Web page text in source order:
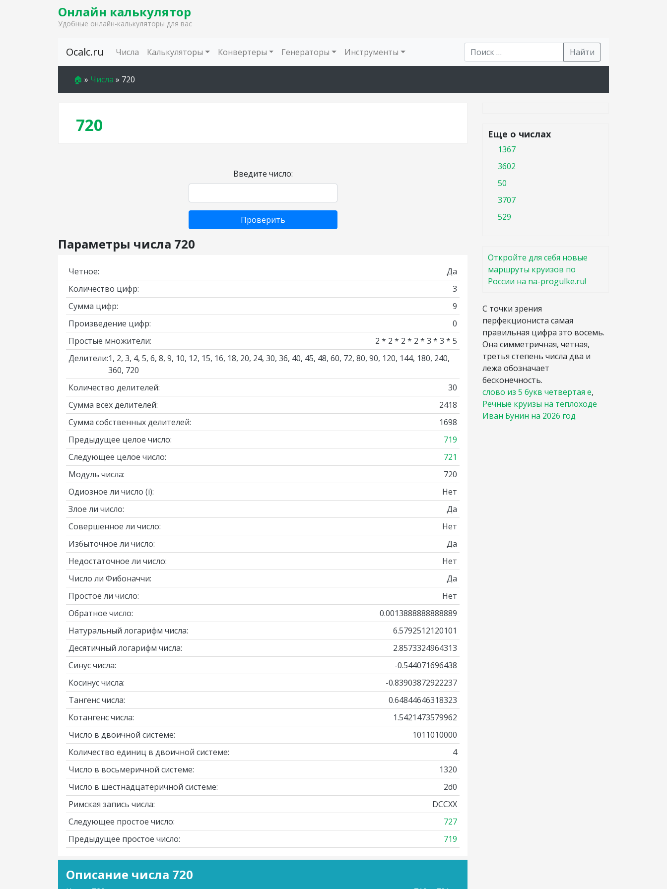
Онлайн калькулятор
Удобные онлайн-калькуляторы для вас
Ocalc.ru Числа Калькуляторы Конвертеры Генераторы Инструменты Найти
🏠 » Числа » 720
720
Введите число:
Проверить
Параметры числа 720
Четное:
Да
Количество цифр:
3
Сумма цифр:
9
Произведение цифр:
0
Простые множители:
2 * 2 * 2 * 2 * 3 * 3 * 5
Делители:1, 2, 3, 4, 5, 6, 8, 9, 10, 12, 15, 16, 18, 20, 24, 30, 36, 40, 45, 48, 60, 72, 80, 90, 120, 144, 180, 240,
360, 720
Количество делителей:
30
Сумма всех делителей:
2418
Сумма собственных делителей:
1698
Предыдущее целое число:
719
Следующее целое число:
721
Модуль числа:
720
Одиозное ли число (i):
Нет
Злое ли число:
Да
Совершенное ли число:
Нет
Избыточное ли число:
Да
Недостаточное ли число:
Нет
Число ли Фибоначчи:
Да
Простое ли число:
Нет
Обратное число:
0.0013888888888889
Натуральный логарифм числа:
6.5792512120101
Десятичный логарифм числа:
2.8573324964313
Синус числа:
-0.544071696438
Косинус числа:
-0.83903872922237
Тангенс числа:
0.64844646318323
Котангенс числа:
1.5421473579962
Число в двоичной системе:
1011010000
Количество единиц в двоичной системе:
4
Число в восьмеричной системе:
1320
Число в шестнадцатеричной системе:
2d0
Римская запись числа:
DCCXX
Следующее простое число:
727
Предыдущее простое число:
719
Описание числа 720
Еще о числах
1367
3602
50
3707
529
Откройте для себя новые
маршруты круизов по
России на na-progulke.ru!
С точки зрения
перфекциониста самая
правильная цифра это восемь.
Она симметричная, четная,
третья степень числа два и
лежа обозначает
бесконечность.
слово из 5 букв четвертая е,
Речные круизы на теплоходе
Иван Бунин на 2026 год